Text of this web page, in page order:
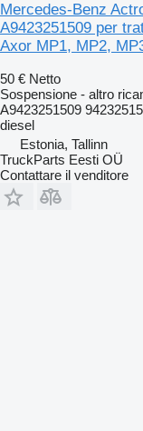
Mercedes-Benz
A9423251509 per
Axor MP1, MP2,
50 € Netto
Sospensione - altro
A9423251509
diesel
Estonia, Tallinn
TruckParts Eesti OÜ
Contattare il venditore